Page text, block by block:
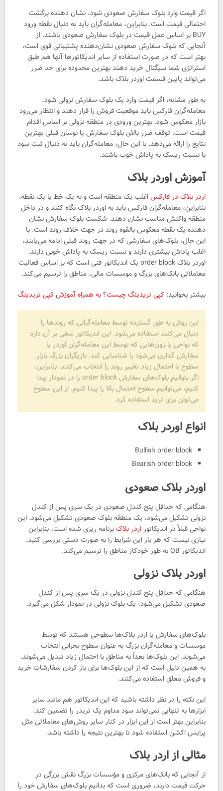
اگر قیمت وارد بلوک سفارش صعودی شود، نشان دهنده برگشت
احتمالی قیمت است. بنابراین، معامله‌گران باید به دنبال نقطه ورود
BUY بر اساس عمل قیمت در بلوک سفارش صعودی باشند. از
آنجایی که بلوک سفارش صعودی نشان‌دهنده پشتیبانی قوی است،
بهتر است که در صورت استفاده از سایر اندیکاتور‌ها آنها هم طبق
استراتژی شما سیگنال خرید دهند بهترین محدوده برای حد ضرر
می‌تواند پایین قسمت اوردر بلاک باشد.
به طور مشابه، اگر قیمت وارد یک بلوک سفارش نزولی شود،
معامله‌گران فارکس باید موقعیت فروش را قرار دهند و انتظار می‌رود
بازار معکوس شود. بهترین ورودی در منطقه نزولی بر اساس اقدام
قیمت است. توقف ضرر بالای بلوک سفارش یا نوسان قبلی بهترین
نتایج را ارائه می‌دهد. با این حال، معامله‌گران باید به دنبال ثبت سود
با نسبت ریسک به پاداش خوب باشند.
آموزش اوردر بلاک
اردر بلاک در فارکساغلب یک منطقه است و نه یک خط یا یک نقطه.
بنابراین، معامله‌گران فارکس باید به اوردر بلاک نگاه کنند و در داخل
منطقه واکنش مناسب نشان دهند. شکست بلوک سفارش نشان
دهنده یک نقطه معکوس بالقوه روند در جهت خلاف روند است. با
این حال، بلوک‌های سفارشی که در جهت روند قبلی ادامه می‌یابند،
اغلب پاداش بیشتری دارند و نسبت ریسک به پاداش خوبی دارند.
اوردر بلاک order block یک اندیکاتور فنی است که بر اساس فعالیت
معاملاتی بانک‌های بزرگ و موسسات مالی، مناطق را ترسیم می‌کند.
بیشتر بخوانید: کپی تریدینگ چیست؟ به همراه آموزش کپی تریدینگ
این روش به طور گسترده توسط معامله‌گرانی که روندها را
دنبال می‌کنند استفاده می‌شود. این اندیکاتور سعی بر آن دارد
که نواحی یا زون‌هایی که توسط این معامله‌گران اوردر یا
سفارش گذاری می‌شود را شناسایی کند. بازیگران بزرگ بازار
سطوح با احتمال زیاد تغییر روند را انتخاب می‌کنند. بنابراین،
اگر بتوانیم بلوک‌های سفارش order block را در نمودار پیدا
کنیم، می‌توانیم سطوح احتمال بالا را پیدا کنیم. از این سطوح
می‌توان برای ترید استفاده کرد.
انواع اوردر بلاک
Bullish order block
Bearish order block
اوردر بلاک صعودی
هنگامی که حداقل پنج کندل صعودی در یک سری پس از کندل
نزولی تشکیل می‌شود، یک منطقه بلوک صعودی تشکیل می‌شود. این
نواحی قبلاً در اندیکاتور اردر بلاکبرنامه ریزی شده است، بنابراین
نیازی نیست که هر بار این شرایط را به صورت دستی بررسی کنید.
اندیکاتور OB به طور خودکار مناطق را ترسیم می‌کند.
اوردر بلاک نزولی
هنگامی که حداقل پنج کندل نزولی در یک سری پس از کندل
صعودی تشکیل می‌شود، یک بلوک نزولی در نمودار شکل می‌گیرد.
بلوک‌های سفارش یا اردر بلاک‌ها سطوحی هستند که توسط
موسسات و معامله‌گران بزرگ به عنوان سطوح بحرانی انتخاب
می‌شوند. این بلوک‌ها بعداً به مناطق با احتمال زیاد تبدیل می‌شوند.
به همین دلیل است که از این بلوک‌ها برای باز کردن سفارشات خرید
و فروش معلق استفاده می‌کنند.
این نکته را در نظر داشته باشید که این اندیکاتور هم مانند سایر
ابزارها به تنهایی نمی‌تواند سود مداوم یک تریدر را تضمین کند.
بنابراین بهتر است از این ابزار در کنار سایر روش‌های معاملاتی مثل
پرایس اکشن استفاده شود تا بهترین نتیجه را داشته باشد.
مثالی از اردر بلاک
از آنجایی که بانک‌های مرکزی و مؤسسات بزرگ نقش بزرگی در
حرکت قیمت دارند، ضروری است که بدانیم بلوک‌های سفارش خود را